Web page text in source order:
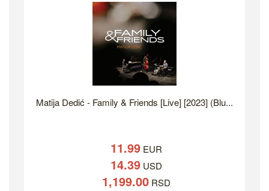
Matija Dedić - Family & Friends [Live] [2023] (Blu...
11.99EUR
14.39USD
1,199.00RSD